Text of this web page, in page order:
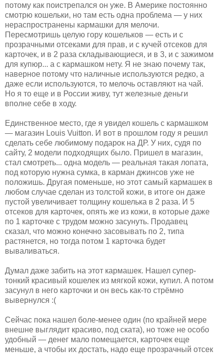
потому как поистрепался он уже. В Америке постоянно
смотрю кошельки, но там есть одна проблема — у них
нераспространены кармашки для мелочи.
Пересмотришь целую гору кошельков — есть и с
прозрачными отсеками для прав, и с кучей отсеков для
карточек, и в 2 раза складывающиеся, и в 3, и с зажимом
для купюр... а с кармашком нету. Я не знаю почему так,
наверное потому что наличные используются редко, а
даже если используются, то мелочь оставляют на чай.
Но я то еще и в России живу, тут железные деньги
вполне себе в ходу.
Единственное место, где я увидел кошель с кармашком
— магазин Louis Vuitton. И вот в прошлом году я решил
сделать себе любимому подарок на ДР. У них, судя по
сайту, 2 модели подходящих было. Пришел в магазин,
стал смотреть... одна модель — реальная такая лопата,
под которую нужна сумка, в карман джинсов уже не
положишь. Другая поменьше, но этот самый кармашек в
любом случае сделан из толстой кожи, в итоге он даже
пустой увеличивает толщину кошелька в 2 раза. И 5
отсеков для карточек, опять же из кожи, в которые даже
по 1 карточке с трудом можно засунуть. Продавец
сказал, что можно конечно засовывать по 2, типа
растянется, но тогда потом 1 карточка будет
вываливаться.
Думал даже забить на этот кармашек. Нашел супер-
тонкий красивый кошелек из мягкой кожи, купил. А потом
засунул в него карточки и он весь как-то стрёмно
вывернулся :(
Сейчас пока нашел боле-менее один (по крайней мере
внешне выглядит красиво, под ската), но тоже не особо
удобный — денег мало помещается, карточек еще
меньше, а чтобы их достать, надо еще прозрачный отсек